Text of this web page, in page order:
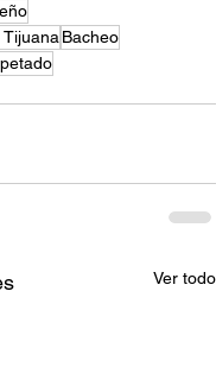
Bacheo
Ver todo